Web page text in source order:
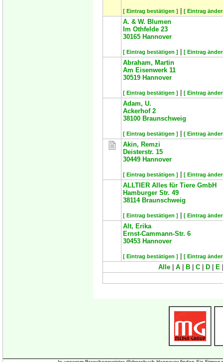
[ Eintrag bestätigen ] [ Eintrag
A. & W. Blumen
Im Othfelde 23
30165 Hannover
[ Eintrag bestätigen ] [ Eintrag
Abraham, Martin
Am Eisenwerk 11
30519 Hannover
[ Eintrag bestätigen ] [ Eintrag
Adam, U.
Ackerhof 2
38100 Braunschweig
[ Eintrag bestätigen ] [ Eintrag
Akin, Remzi
Deisterstr. 15
30449 Hannover
[ Eintrag bestätigen ] [ Eintrag
ALLTIER Alles für Tiere GmbH
Hamburger Str. 49
38114 Braunschweig
[ Eintrag bestätigen ] [ Eintrag
Alt, Erika
Ernst-Cammann-Str. 6
30453 Hannover
[ Eintrag bestätigen ] [ Eintrag
Alle A B C D E